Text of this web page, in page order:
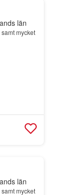
län
mycket
län
mycket